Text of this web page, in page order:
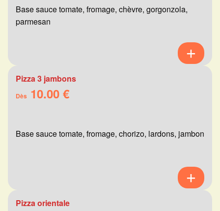
Base sauce tomate, fromage, chèvre, gorgonzola,
parmesan
Pizza 3 jambons
Dès 10.00 €
Base sauce tomate, fromage, chorizo, lardons, jambon
Pizza orientale